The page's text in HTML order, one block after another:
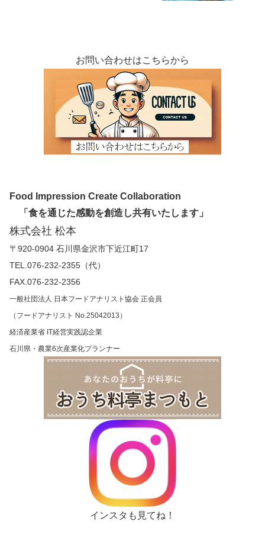
お問い合わせはこちらから
Food Impression Create Collaboration
「食を通じた感動を創造し共有いたします」
株式会社 松本
〒920-0904 石川県金沢市下近江町17
TEL.076-232-2355（代）
FAX.076-232-2356
一般社団法人 日本フードアナリスト協会 正会員
（フードアナリスト No.25042013）
経済産業省 IT経営実践認企業
石川県・農業6次産業化プランナー
インスタも見てね！